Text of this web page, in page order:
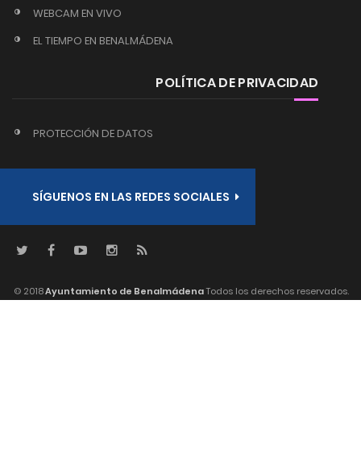
WEBCAM EN VIVO
EL TIEMPO EN BENALMÁDENA
POLÍTICA DE PRIVACIDAD
PROTECCIÓN DE DATOS
SÍGUENOS EN LAS REDES SOCIALES
© 2018Ayuntamiento de BenalmádenaTodos los derechos reservados.